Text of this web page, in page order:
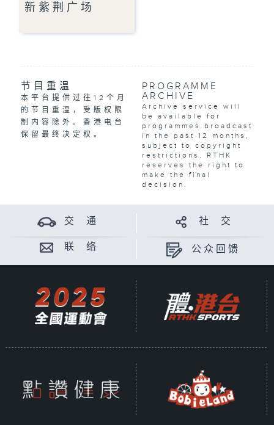
新紫荆广场
节目重温
本平台提供过往12个月
的节目重温，受版权限
制内容除外。香港电台
保留最终决定权。
PROGRAMME
ARCHIVE
Archive service will
be available for
programmes broadcast
in the past 12 months,
subject to copyright
restrictions. RTHK
reserves the right to
make the final
decision.
交 通 社 交
联 络 公众回馈